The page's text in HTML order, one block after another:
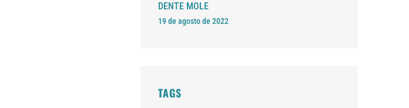
DENTE MOLE
19 de agosto de 2022
TAGS